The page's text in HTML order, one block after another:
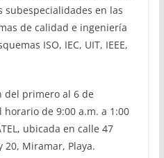
en las
de calidad e ingeniería
ISO, IEC, UIT, IEEE,
del primero al 6 de
de 9:00 a.m. a 1:00
ubicada en calle 47
20, Miramar, Playa.